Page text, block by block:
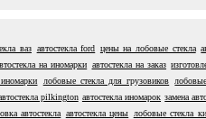
ваз автостекла ford цены на лобовые стекла
на иномарки автостекла на заказ
иномарки лобовые стекла для грузовиков
pilkington автостекла иномарок замена
автостекла автостекла цены лобовые стекла